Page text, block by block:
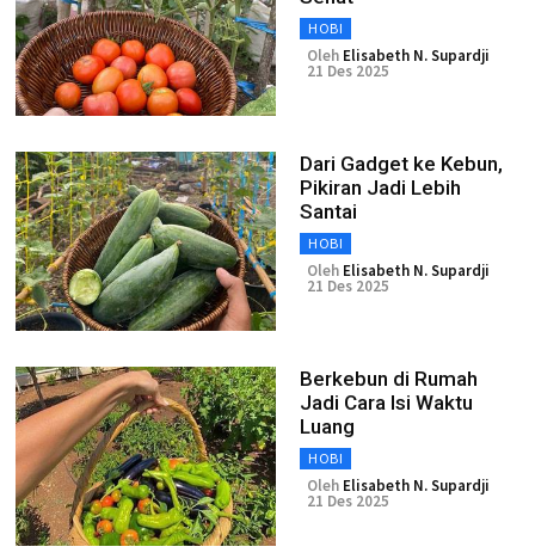
HOBI
Oleh Elisabeth N. Supardji
21 Des 2025
Dari Gadget ke Kebun,
Pikiran Jadi Lebih
Santai
HOBI
Oleh Elisabeth N. Supardji
21 Des 2025
Berkebun di Rumah
Jadi Cara Isi Waktu
Luang
HOBI
Oleh Elisabeth N. Supardji
21 Des 2025